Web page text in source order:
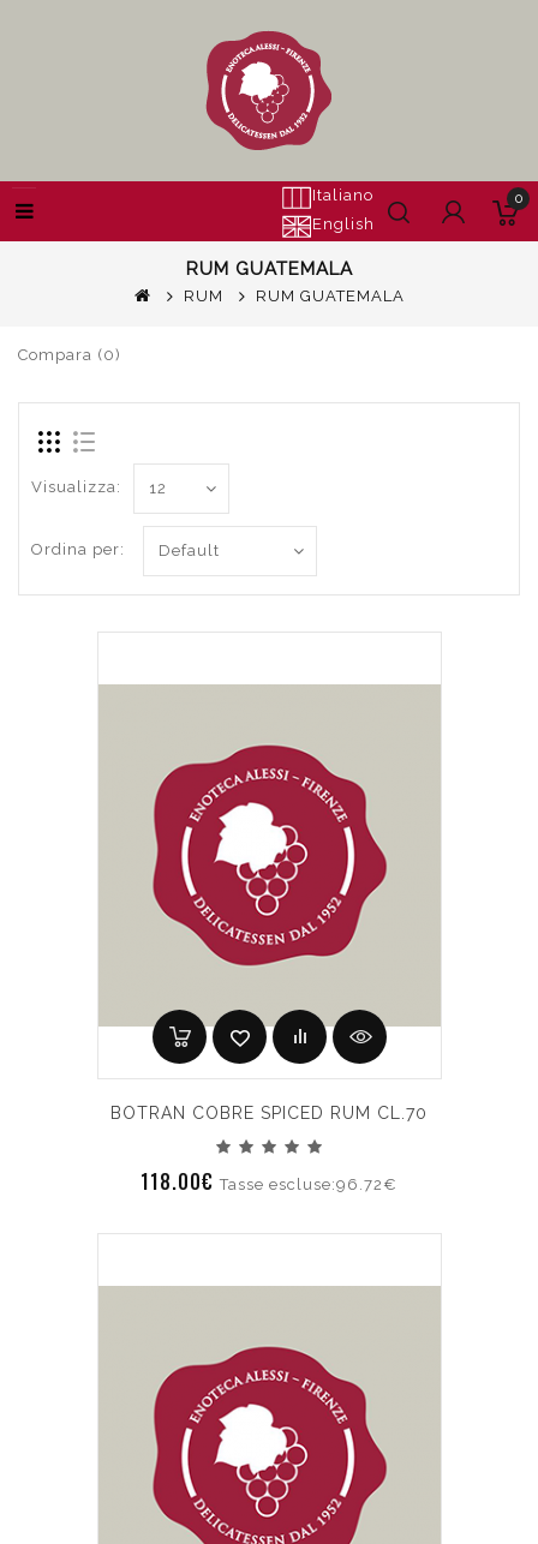
Italiano
English
0
RUM GUATEMALA
RUM RUM GUATEMALA
Compara (0)
Visualizza:
Ordina per:
BOTRAN COBRE SPICED RUM CL.70
118.00€Tasse escluse:96.72€